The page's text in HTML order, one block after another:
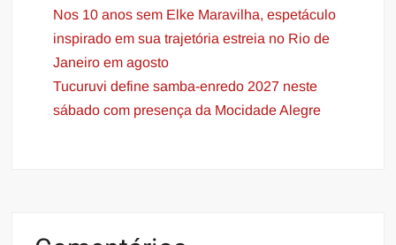
Nos 10 anos sem Elke Maravilha, espetáculo
inspirado em sua trajetória estreia no Rio de
Janeiro em agosto
Tucuruvi define samba-enredo 2027 neste
sábado com presença da Mocidade Alegre